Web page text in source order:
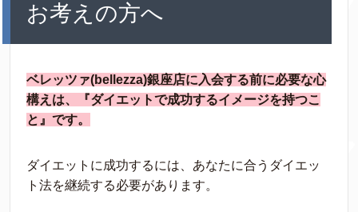
お考えの方へ
ベレッツァ(bellezza)銀座店に入会する前に必要な心
構えは、『ダイエットで成功するイメージを持つこ
と』です。
ダイエットに成功するには、あなたに合うダイエッ
ト法を継続する必要があります。